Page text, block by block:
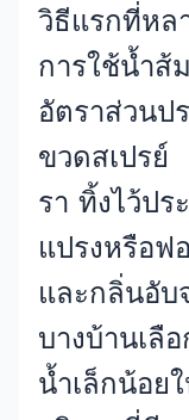
วิธีแรกที่ห
การใช้น้ำส้
อัตราส่วนป
ขวดสเปร
รา ทิ้งไว้ป
แปรงหรือ
และกลิ่นอับ
บางบ้านเลื
น้ำเล็กน้อย